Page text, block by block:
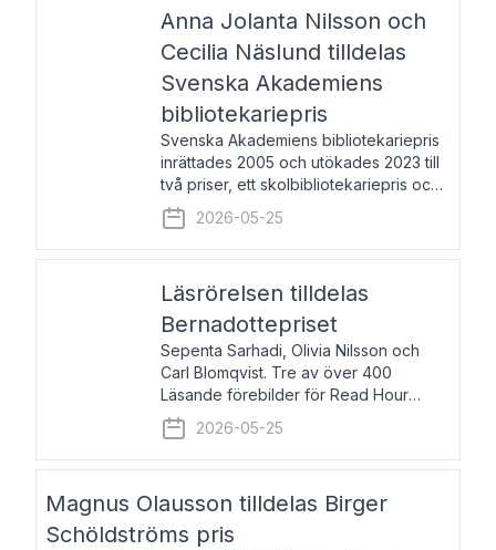
Anna Jolanta Nilsson och
Cecilia Näslund tilldelas
Svenska Akademiens
bibliotekariepris
Svenska Akademiens bibliotekariepris
inrättades 2005 och utökades 2023 till
två priser, ett skolbibliotekariepris och
ett folkbibliotekariepris. Priserna skall
tilldelas bibliotekarier vid svenska folk-
och skolbibliotek som gjort värdefull
2026-05-25
Läsrörelsen tilldelas
Bernadottepriset
Sepenta Sarhadi, Olivia Nilsson och
Carl Blomqvist. Tre av över 400
Läsande förebilder för Read Hour
Sverige. Foto: Michael Wall. Den ideella
föreningen Läsrörelsen tilldelas
Bernadottepriset 2026 för att den
2026-05-25
Magnus Olausson tilldelas Birger
Schöldströms pris